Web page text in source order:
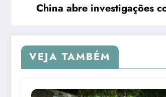
China abre investigações
VEJA TAMBÉM